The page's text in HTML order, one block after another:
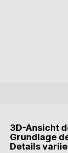
3D-Ansicht
Grundlage
Details